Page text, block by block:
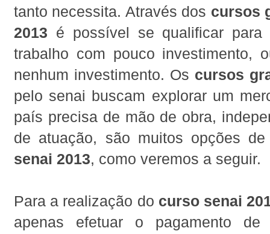
tanto necessita. Através dos cursos
2013 é possível se qualificar para
trabalho com pouco investimento,
nenhum investimento. Os cursos
pelo senai buscam explorar um
país precisa de mão de obra,
de atuação, são muitos opções
senai 2013, como veremos a seguir.
Para a realização do curso senai
apenas efetuar o pagamento